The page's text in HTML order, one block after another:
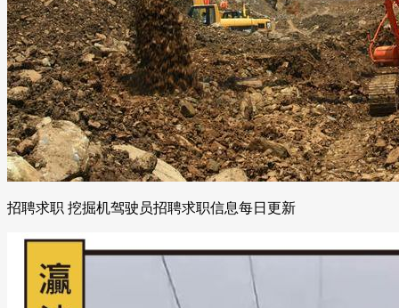
招聘求职 挖掘机驾驶员招聘求职信息每日更新